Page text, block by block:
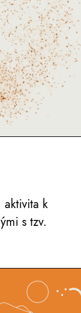
k
s tzv.